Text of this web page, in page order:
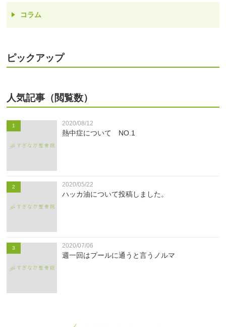
コラム
ピックアップ
人気記事（閲覧数）
1 2020/08/12
熱中症について NO.1
2 2020/05/22
ハッカ油について投稿しました。
3 2020/07/06
週一回はプールに通うと言うノルマ